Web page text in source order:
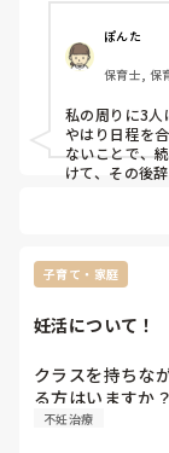
ないこともあ
っています(現
ただ、今私は
担任の先生から
いるため、と
園の考え方もち
取りにくいとか)
先に担任の先
がいらっしゃる方
どんな働き方に
教えてください
ぽんた
保育士, 保
私の周りに3人
やはり日程を
ないことで、
けて、その後
子育て・家庭
妊活について！
クラスを持ちな
る方はいますか？
不妊治療